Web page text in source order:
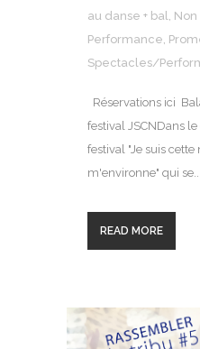
au danse + bal Non
Performance
Spectacles/
Réservations ici
festival JSCNDans
festival "Je suis cette
m'environne" qui se...
READ MORE